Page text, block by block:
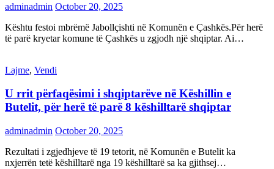
adminadmin October 20, 2025
Kështu festoi mbrëmë Jabollçishti në Komunën e Çashkës.Për herë
të parë kryetar komune të Çashkës u zgjodh një shqiptar. Ai…
Lajme, Vendi
U rrit përfaqësimi i shqiptarëve në Këshillin e
Butelit, për herë të parë 8 këshilltarë shqiptar
adminadmin October 20, 2025
Rezultati i zgjedhjeve të 19 tetorit, në Komunën e Butelit ka
nxjerrën tetë këshilltarë nga 19 këshilltarë sa ka gjithsej…